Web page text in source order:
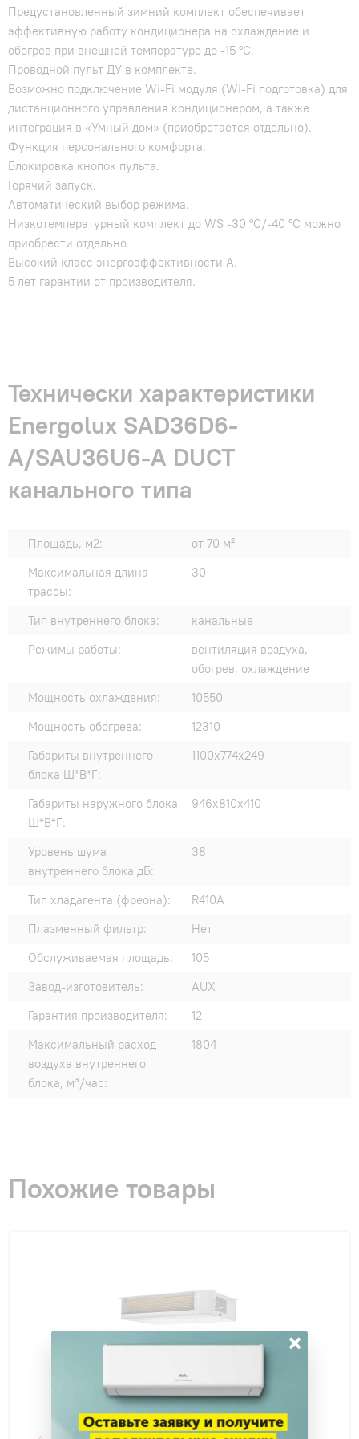
Предустановленный зимний комплект обеспечивает
эффективную работу кондиционера на охлаждение и
обогрев при внешней температуре до -15 °С.
Проводной пульт ДУ в комплекте.
Возможно подключение Wi-Fi модуля (Wi-Fi подготовка) для
дистанционного управления кондиционером, а также
интеграция в «Умный дом» (приобретается отдельно).
Функция персонального комфорта.
Блокировка кнопок пульта.
Горячий запуск.
Автоматический выбор режима.
Низкотемпературный комплект до WS -30 °C/-40 °C можно
приобрести отдельно.
Высокий класс энергоэффективности А.
5 лет гарантии от производителя.
Технически характеристики
Energolux SAD36D6-
A/SAU36U6-A DUCT
канального типа
Площадь, м2:
от 70 м²
Максимальная длина
трассы:
30
Тип внутреннего блока:
канальные
Режимы работы:
вентиляция воздуха,
обогрев, охлаждение
Мощность охлаждения:
10550
Мощность обогрева:
12310
Габариты внутреннего
блока Ш*В*Г:
1100x774x249
Габариты наружного блока
Ш*В*Г:
946x810x410
Уровень шума
внутреннего блока дБ:
38
Тип хладагента (фреона):
R410A
Плазменный фильтр:
Нет
Обслуживаемая площадь:
105
Завод-изготовитель:
AUX
Гарантия производителя:
12
Максимальный расход
воздуха внутреннего
блока, м³/час:
1804
Похожие товары
×